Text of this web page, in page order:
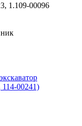
1.109-00096